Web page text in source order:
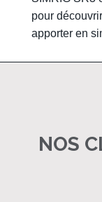
pour
apporter en
NOS